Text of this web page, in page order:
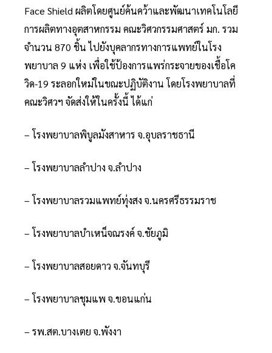
Face Shield ผลิตโดยศูนย์ค้นคว้าและพัฒนาเทคโนโลยี
การผลิตทางอุตสาหกรรม คณะวิศวกรรมศาสตร์ มก. รวม
จำนวน 870 ชิ้น ไปยังบุคลากรทางการแพทย์ในโรง
พยาบาล 9 แห่ง เพื่อใช้ป้องการแพร่กระจายของเชื้อโค
วิด-19 ระลอกใหม่ในขณะปฏิบัติงาน โดยโรงพยาบาลที่
คณะวิศวฯ จัดส่งให้ในครั้งนี้ ได้แก่
– โรงพยาบาลพิบูลมังสาหาร จ.อุบลราชธานี
– โรงพยาบาลลำปาง จ.ลำปาง
– โรงพยาบาลรวมแพทย์ทุ่งสง จ.นครศรีธรรมราช
– โรงพยาบาลบำเหน็จณรงค์ จ.ชัยภูมิ
– โรงพยาบาลสอยดาว จ.จันทบุรี
– โรงพยาบาลชุมแพ จ.ขอนแก่น
– รพ.สต.บาง​เตย จ.พังงา